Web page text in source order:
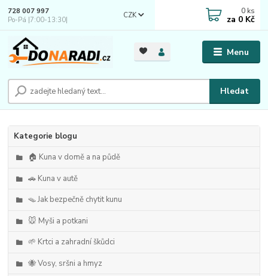
Menu
CZK
Hledat
728 007 997
Po-Pá |7:00-13:30|
0 ks
za 0 Kč
Kategorie blogu
🏠 Kuna v domě a na půdě
🚗 Kuna v autě
🪤 Jak bezpečně chytit kunu
🐭 Myši a potkani
🌱 Krtci a zahradní škůdci
🐝 Vosy, sršni a hmyz